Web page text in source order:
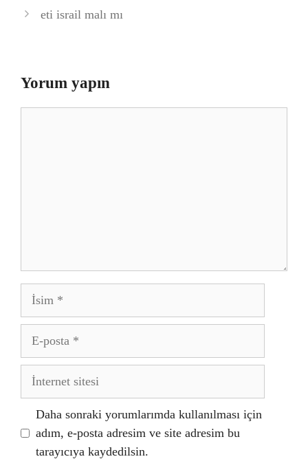
eti israil malı mı
Yorum yapın
İsim
posta
İnternet
Daha sonraki yorumlarımda kullanılması için
adım, e-posta adresim ve site adresim bu
tarayıcıya kaydedilsin.